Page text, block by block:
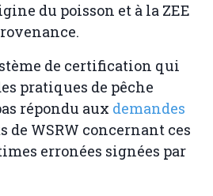
du poisson et à la ZEE
de certification qui
pratiques de pêche
répondu aux demandes
de WSRW concernant ces
erronées signées par